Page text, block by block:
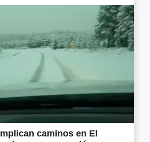
caminos en El